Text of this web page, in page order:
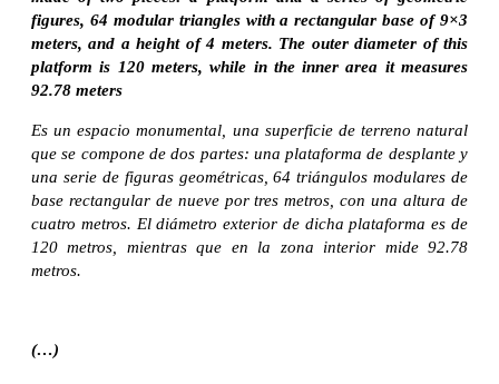
figures, 64 modular triangles with a rectangular base of 9×3
meters, and a height of 4 meters. The outer diameter of this
platform is 120 meters, while in the inner area it measures
92.78 meters
Es un espacio monumental, una superficie de terreno natural
que se compone de dos partes: una plataforma de desplante y
una serie de figuras geométricas, 64 triángulos modulares de
base rectangular de nueve por tres metros, con una altura de
cuatro metros. El diámetro exterior de dicha plataforma es de
120 metros, mientras que en la zona interior mide 92.78
metros.
(…)